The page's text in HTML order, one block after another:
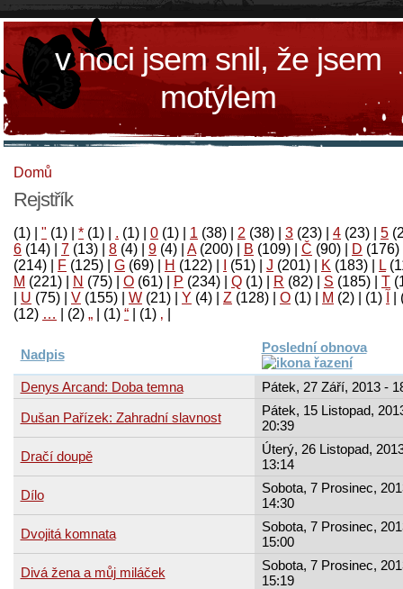
v noci jsem snil, že jsem
motýlem
Domů
Rejstřík
(1) " (1) * (1) . (1) 0 (1) 1 (38) 2 (38) 3 (23) 4 (23) 5
6 (14) 7 (13) 8 (4) 9 (4) A(200) B (109) Č (90) D (176)
(214)
F (125) G (69) H (122) (51) J (201) K (183) L
M (221) N (75) O (61) P (234) Q (1) R (82) S (185) T
U (75) V (155) W (21) Y (4) Z (128) Ο (1) М (2)
(1)
‚
(1)
“
(1)
„
(2)
…
(12)
Nadpis Poslední obnova
Denys Arcand: Doba temna
Pátek, 27 Září, 2013 -
Dušan Pařízek: Zahradní slavnost
Pátek, 15 Listopad,
20:39
Dračí doupě
Úterý, 26 Listopad,
13:14
Dílo
Sobota, 7 Prosinec,
14:30
Dvojitá komnata
Sobota, 7 Prosinec,
15:00
Divá žena a můj miláček
Sobota, 7 Prosinec,
15:19